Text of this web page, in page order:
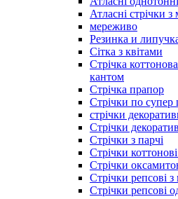
Атласні стрічки
мереживо
Резинка и
Сітка з квітами
Стрічка
кантом
Стрічка прапор
Стрічки по супер
стрічки
Стрічки
Стрічки з парчі
Стрічки
Стрічки
Стрічки репсові
Стрічки репсові